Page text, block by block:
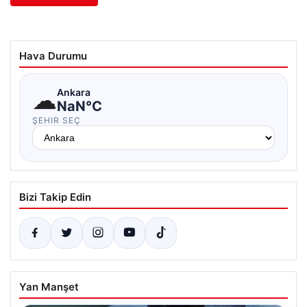
Hava Durumu
☁Ankara
NaN°C
ŞEHIR SEÇ
Bizi Takip Edin
Yan Manşet